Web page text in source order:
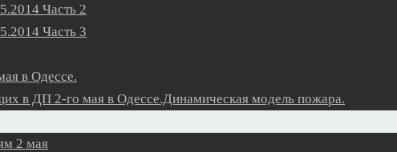
Часть 2
Часть 3
в Одессе.
в ДП 2-го мая в Одессе.Динамическая модель пожара.
2 мая